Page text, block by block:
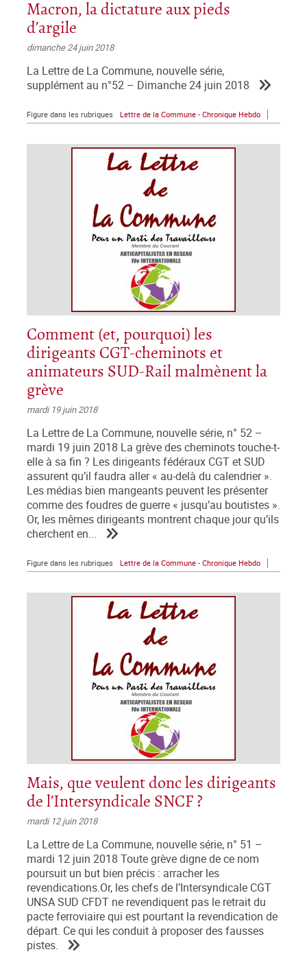
Macron, la dictature aux pieds
d’argile
dimanche 24 juin 2018
La Lettre de La Commune, nouvelle série,
supplément au n°52 – Dimanche 24 juin 2018
Figure dans les rubriques Lettre de la Commune - Chronique Hebdo
Comment (et, pourquoi) les
dirigeants CGT-cheminots et
animateurs SUD-Rail malmènent la
grève
mardi 19 juin 2018
La Lettre de La Commune, nouvelle série, n° 52 –
mardi 19 juin 2018 La grève des cheminots touche-t-
elle à sa fin ? Les dirigeants fédéraux CGT et SUD
assurent qu’il faudra aller « au-delà du calendrier ».
Les médias bien mangeants peuvent les présenter
comme des foudres de guerre « jusqu’au boutistes ».
Or, les mêmes dirigeants montrent chaque jour qu’ils
cherchent en...
Figure dans les rubriques Lettre de la Commune - Chronique Hebdo
Mais, que veulent donc les dirigeants
de l’Intersyndicale SNCF ?
mardi 12 juin 2018
La Lettre de La Commune, nouvelle série, n° 51 –
mardi 12 juin 2018 Toute grève digne de ce nom
poursuit un but bien précis : arracher les
revendications.Or, les chefs de l’Intersyndicale CGT
UNSA SUD CFDT ne revendiquent pas le retrait du
pacte ferroviaire qui est pourtant la revendication de
départ. Ce qui les conduit à proposer des fausses
pistes.